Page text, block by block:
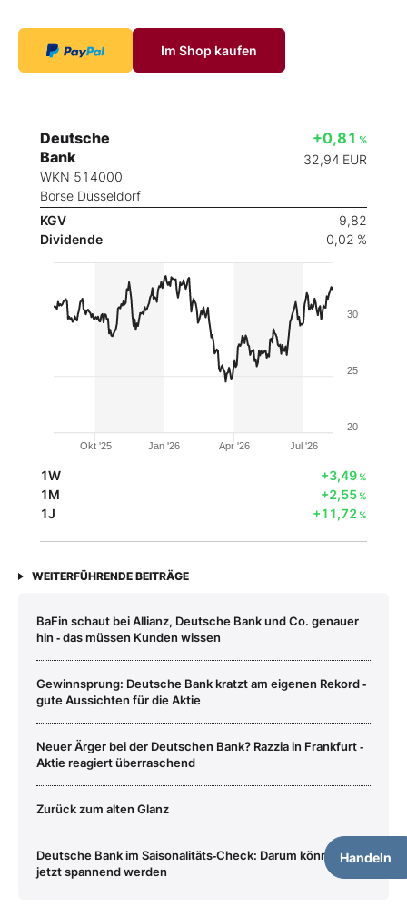
Im Shop kaufen
Deutsche
Bank
WKN 514000
Börse Düsseldorf
+0,81 %
32,94 EUR
KGV
9,82
Dividende
0,02 %
Handeln
Okt '25 Jan '26 Apr '26 Jul '26
20
25
30
1W +3,49%
1M +2,55%
1J +11,72%
WEITERFÜHRENDE BEITRÄGE
BaFin schaut bei Allianz, Deutsche Bank und Co. genauer
hin ‑ das müssen Kunden wissen
Gewinnsprung: Deutsche Bank kratzt am eigenen Rekord ‑
gute Aussichten für die Aktie
Neuer Ärger bei der Deutschen Bank? Razzia in Frankfurt ‑
Aktie reagiert überraschend
Zurück zum alten Glanz
Deutsche Bank im Saisonalitäts‑Check: Darum könnte es
jetzt spannend werden